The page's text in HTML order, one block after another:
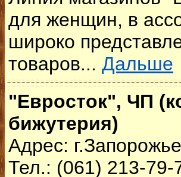
для женщин, в
широко
товаров... Дальше
"Евросток", ЧП
бижутерия)
Адрес:
Тел.: (061) 213-79-